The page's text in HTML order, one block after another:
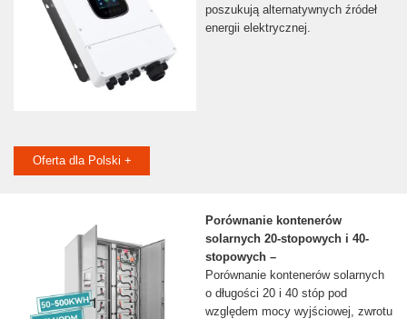
poszukują alternatywnych źródeł
energii elektrycznej.
Oferta dla Polski +
Porównanie kontenerów
solarnych 20-stopowych i 40-
stopowych –
Porównanie kontenerów solarnych
o długości 20 i 40 stóp pod
względem mocy wyjściowej, zwrotu